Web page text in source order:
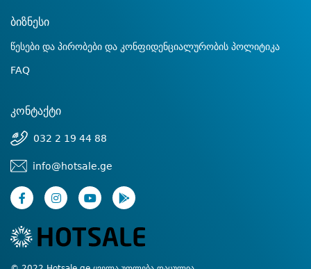
ბიზნესი
წესები და პირობები და კონფიდენციალურობის პოლიტიკა
FAQ
კონტაქტი
032 2 19 44 88
info@hotsale.ge